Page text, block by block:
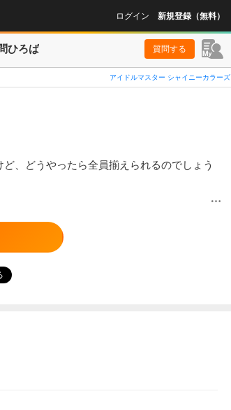
ログイン 新規登録（無料）
ひろば 質問する
アイドルマスター シャイニーカラーズ
、どうやったら全員揃えられるのでしょう